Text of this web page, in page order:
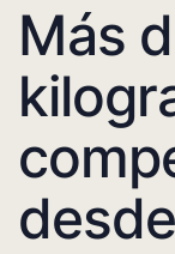
Más